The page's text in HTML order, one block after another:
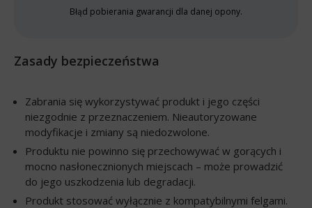
Błąd pobierania gwarancji dla danej opony.
Zasady bezpieczeństwa
Zabrania się wykorzystywać produkt i jego części
niezgodnie z przeznaczeniem. Nieautoryzowane
modyfikacje i zmiany są niedozwolone.
Produktu nie powinno się przechowywać w gorących i
mocno nasłonecznionych miejscach – może prowadzić
do jego uszkodzenia lub degradacji.
Produkt stosować wyłącznie z kompatybilnymi felgami.